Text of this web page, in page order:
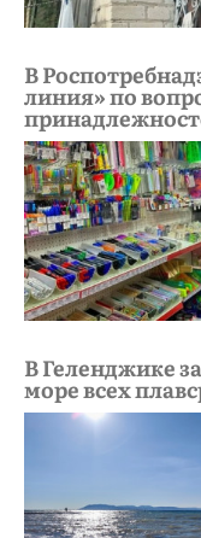
В
линия» по
В Геленджике
море всех